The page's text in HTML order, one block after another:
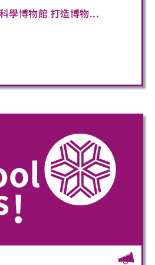
學博物館 打造博物...